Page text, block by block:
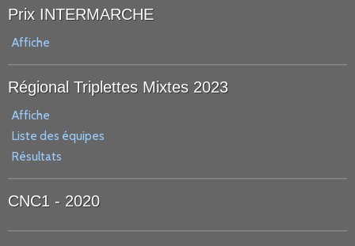
Prix INTERMARCHE
Affiche
Régional Triplettes Mixtes 2023
Affiche
Liste des équipes
Résultats
CNC1 - 2020